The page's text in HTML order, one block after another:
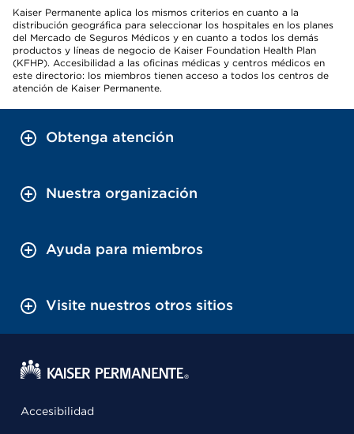
Kaiser Permanente aplica los mismos criterios en cuanto a la
distribución geográfica para seleccionar los hospitales en los planes
del Mercado de Seguros Médicos y en cuanto a todos los demás
productos y líneas de negocio de Kaiser Foundation Health Plan
(KFHP). Accesibilidad a las oficinas médicas y centros médicos en
este directorio: los miembros tienen acceso a todos los centros de
atención de Kaiser Permanente.
Obtenga atención
Nuestra organización
Ayuda para miembros
Visite nuestros otros sitios
Accesibilidad